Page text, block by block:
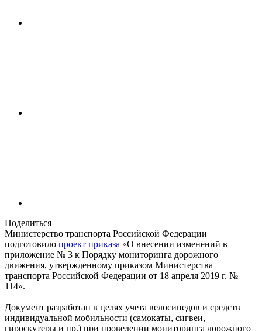
Поделиться
Министерство транспорта Российской Федерации
подготовило проект приказа «О внесении изменений в
приложение № 3 к Порядку мониторинга дорожного
движения, утвержденному приказом Министерства
транспорта Российской Федерации от 18 апреля 2019 г. №
114».
Документ разработан в целях учета велосипедов и средств
индивидуальной мобильности (самокаты, сигвеи,
гироскутеры и пр.) при проведении мониторинга дорожного